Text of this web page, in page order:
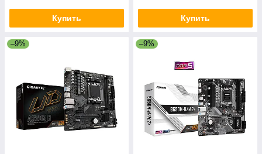
Купить Купить
–9% –9%